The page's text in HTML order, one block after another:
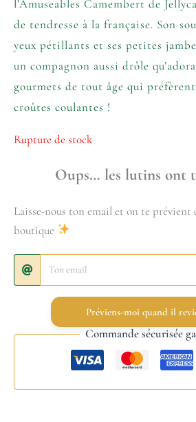
l’Amuseables Camembert de
de tendresse à la française. Son
yeux pétillants et ses petites
un compagnon aussi drôle
gourmets de tout âge qui
croûtes coulantes !
Rupture de stock
Oups… les lutins ont
Laisse-nous ton email et on te prévient
boutique
Préviens-moi quand il
Commande sécurisée